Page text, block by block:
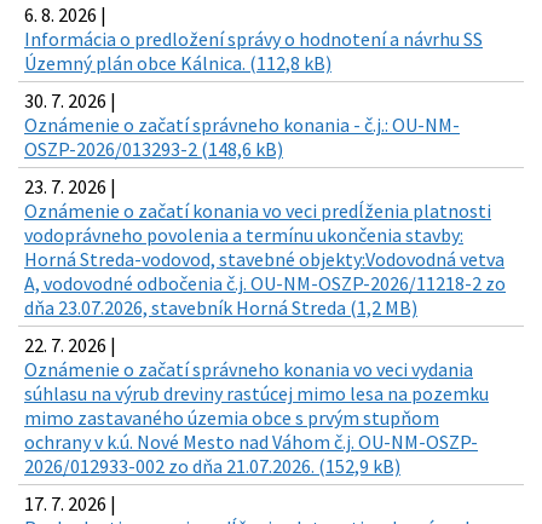
6. 8. 2026 |
Informácia o predložení správy o hodnotení a návrhu SS
Územný plán obce Kálnica. (112,8 kB)
30. 7. 2026 |
Oznámenie o začatí správneho konania - č.j.: OU-NM-
OSZP-2026/013293-2 (148,6 kB)
23. 7. 2026 |
Oznámenie o začatí konania vo veci predĺženia platnosti
vodoprávneho povolenia a termínu ukončenia stavby:
Horná Streda-vodovod, stavebné objekty:Vodovodná vetva
A, vodovodné odbočenia č.j. OU-NM-OSZP-2026/11218-2 zo
dňa 23.07.2026, stavebník Horná Streda (1,2 MB)
22. 7. 2026 |
Oznámenie o začatí správneho konania vo veci vydania
súhlasu na výrub dreviny rastúcej mimo lesa na pozemku
mimo zastavaného územia obce s prvým stupňom
ochrany v k.ú. Nové Mesto nad Váhom č.j. OU-NM-OSZP-
2026/012933-002 zo dňa 21.07.2026. (152,9 kB)
17. 7. 2026 |